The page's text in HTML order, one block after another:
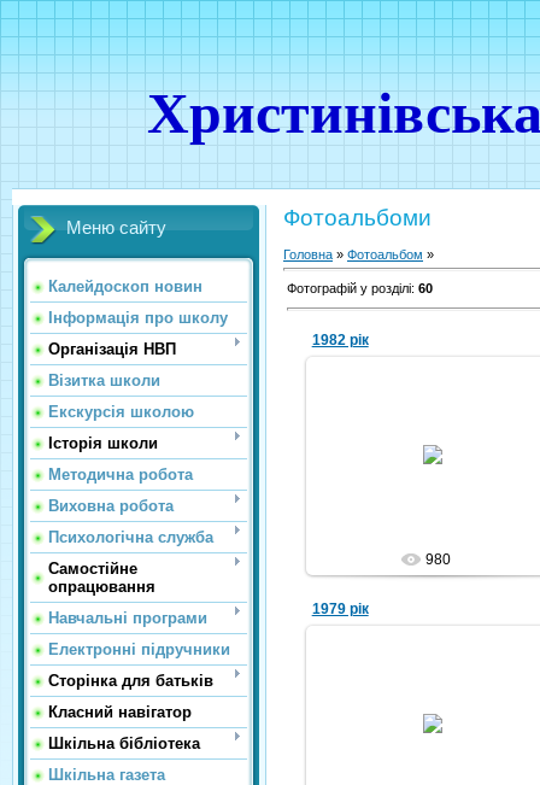
Меню сайту
Калейдоскоп новин
Інформація про школу
Організація НВП
Візитка школи
Екскурсія школою
Історія школи
Методична робота
Виховна робота
Психологічна служба
Самостійне
опрацювання
Навчальні програми
Електронні підручники
Сторінка для батьків
Класний навігатор
Шкільна бібліотека
Шкільна газета
Фотоальбоми
Головна » Фотоальбом »
Фотографій у розділі: 60
1982 рік
980
1979 рік